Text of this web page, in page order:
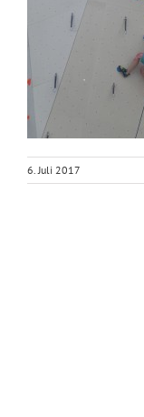
6. Juli 2017